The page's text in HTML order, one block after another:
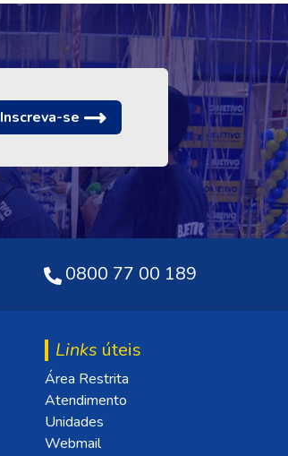
Inscreva-se
0800 77 00 189
Links úteis
Área Restrita
Atendimento
Unidades
Webmail